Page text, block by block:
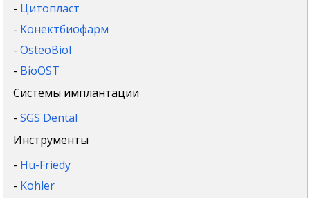
- Цитопласт
- Конектбиофарм
-OsteoBiol
- BioOST
Системы имплантации
-SGS Dental
Инструменты
- Hu-Friedy
- Kohler